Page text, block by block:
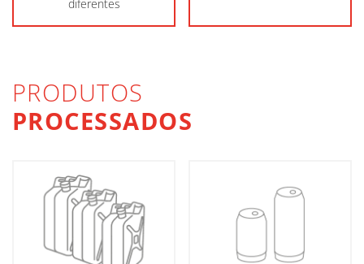
diferentes
PRODUTOS
PROCESSADOS